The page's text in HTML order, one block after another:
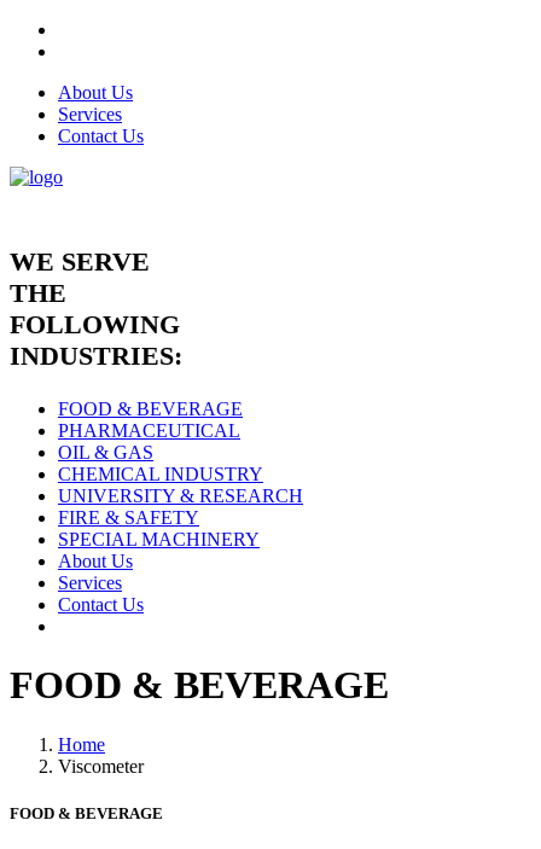
About Us
Services
Contact Us
WE SERVE
THE
FOLLOWING
INDUSTRIES:
FOOD & BEVERAGE
PHARMACEUTICAL
OIL & GAS
CHEMICAL INDUSTRY
UNIVERSITY & RESEARCH
FIRE & SAFETY
SPECIAL MACHINERY
About Us
Services
Contact Us
FOOD & BEVERAGE
Home
Viscometer
FOOD & BEVERAGE